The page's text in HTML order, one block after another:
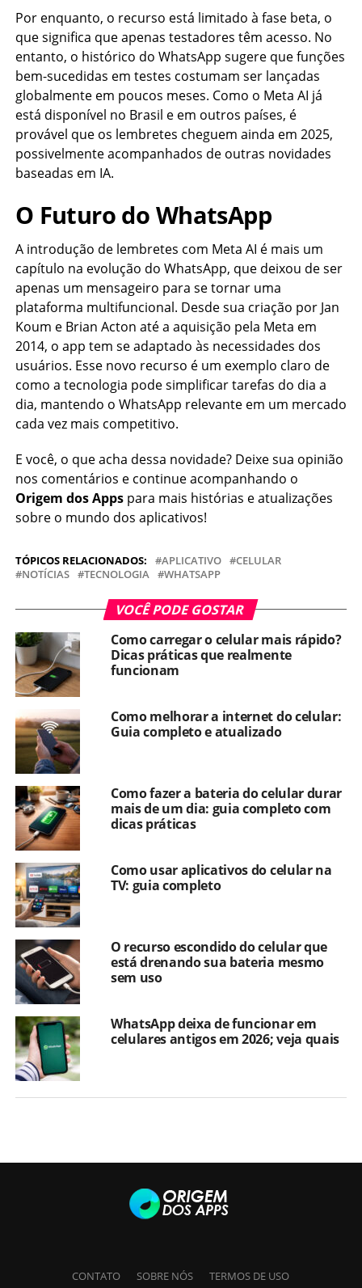
Por enquanto, o recurso está limitado à fase beta, o
que significa que apenas testadores têm acesso. No
entanto, o histórico do WhatsApp sugere que funções
bem-sucedidas em testes costumam ser lançadas
globalmente em poucos meses. Como o Meta AI já
está disponível no Brasil e em outros países, é
provável que os lembretes cheguem ainda em 2025,
possivelmente acompanhados de outras novidades
baseadas em IA.
O Futuro do WhatsApp
A introdução de lembretes com Meta AI é mais um
capítulo na evolução do WhatsApp, que deixou de ser
apenas um mensageiro para se tornar uma
plataforma multifuncional. Desde sua criação por Jan
Koum e Brian Acton até a aquisição pela Meta em
2014, o app tem se adaptado às necessidades dos
usuários. Esse novo recurso é um exemplo claro de
como a tecnologia pode simplificar tarefas do dia a
dia, mantendo o WhatsApp relevante em um mercado
cada vez mais competitivo.
E você, o que acha dessa novidade? Deixe sua opinião
nos comentários e continue acompanhando o
Origem dos Appspara mais histórias e atualizações
sobre o mundo dos aplicativos!
TÓPICOS RELACIONADOS: APLICATIVO
CELULAR
NOTÍCIAS
TECNOLOGIA WHATSAPP
VOCÊ PODE GOSTAR
Como carregar o celular mais rápido?
Dicas práticas que realmente
funcionam
Como melhorar a internet do celular:
Guia completo e atualizado
Como fazer a bateria do celular durar
mais de um dia: guia completo com
dicas práticas
Como usar aplicativos do celular na
TV: guia completo
O recurso escondido do celular que
está drenando sua bateria mesmo
sem uso
WhatsApp deixa de funcionar em
celulares antigos em 2026; veja quais
CONTATO SOBRE NÓS TERMOS DE USO